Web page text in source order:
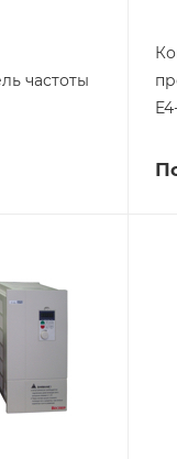
частоты